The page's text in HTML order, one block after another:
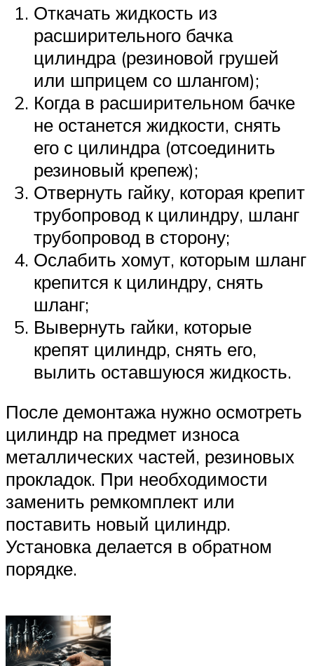
Откачать жидкость из
расширительного бачка
цилиндра (резиновой грушей
или шприцем со шлангом);
Когда в расширительном бачке
не останется жидкости, снять
его с цилиндра (отсоединить
резиновый крепеж);
Отвернуть гайку, которая крепит
трубопровод к цилиндру, шланг
трубопровод в сторону;
Ослабить хомут, которым шланг
крепится к цилиндру, снять
шланг;
Вывернуть гайки, которые
крепят цилиндр, снять его,
вылить оставшуюся жидкость.
После демонтажа нужно осмотреть
цилиндр на предмет износа
металлических частей, резиновых
прокладок. При необходимости
заменить ремкомплект или
поставить новый цилиндр.
Установка делается в обратном
порядке.